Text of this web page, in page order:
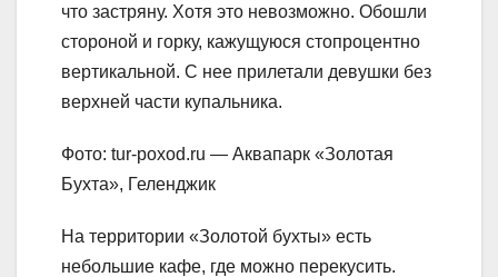
что застряну. Хотя это невозможно. Обошли
стороной и горку, кажущуюся стопроцентно
вертикальной. С нее прилетали девушки без
верхней части купальника.
Фото: tur-poxod.ru — Аквапарк «Золотая
Бухта», Геленджик
На территории «Золотой бухты» есть
небольшие кафе, где можно перекусить.